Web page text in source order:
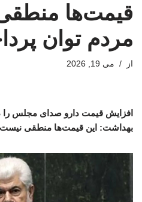
قیمت‌ها
مردم توان
از می 19, 2026
افزایش قیمت دارو صدای مجلس را
بهداشت: این قیمت‌ها منطقی نیست،